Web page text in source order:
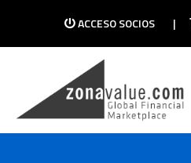
ACCESO SOCIOS |